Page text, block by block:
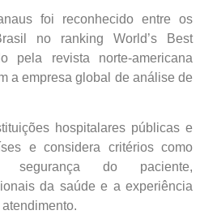
foi reconhecido entre os
no ranking World’s Best
pela revista norte-americana
a empresa global de análise de
hospitalares públicas e
e considera critérios como
segurança do paciente,
da saúde e a experiência